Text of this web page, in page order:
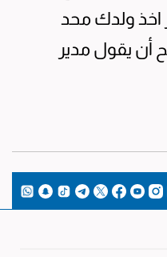
اخذ ولدك محد
أن يقول مدير